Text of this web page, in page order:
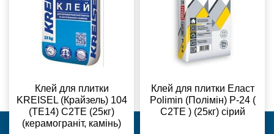
Клей для плитки
KREISEL (Крайзель) 104
(ТЕ14) С2TE (25кг)
(керамограніт, камінь)
Клей для плитки Еласт
Polimin (Полімін) Р-24 (
С2ТЕ ) (25кг) сірий